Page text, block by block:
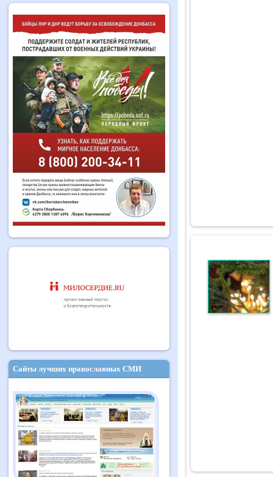
Сайты лучших православных СМИ